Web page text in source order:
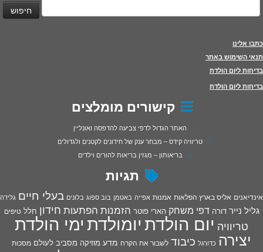
חיפוש:
כתבו אלינו
תנאי השימוש באתר
בדיחות ליום הולדת
בדיחות ליום הולדת
קישורים מומלצים
האתר הגדול לדפי צביעה להדפסה ואונליין
טריוויה קידס – מבחר ענק של חידונים לקטנים ולגדולים
בריאותון – מגזין בריאות להורים וילדים
תגיות
אינדיאנים אליס בארץ הפלאות אמנות אפייה באטמן בוב ספוג בלונים בעלי חיים גלידה
גליל נייר דורה דפי משחק הארי פוטר הזמנות הפתעות חידון חלל טיפים
טריוויה יום הולדתיומולדתימי הולדת
יצירה כדורגל כיבוד לשבור את הקרח מדע מוזיקה מסביב לעולם מסכות